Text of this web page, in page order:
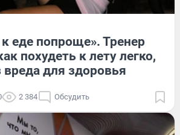
еде попроще». Тренер
похудеть к лету легко,
для здоровья
2 384 Обсудить